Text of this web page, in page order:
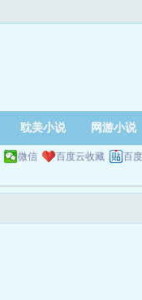
耽美小说 网游小说
微信 百度云收藏 百